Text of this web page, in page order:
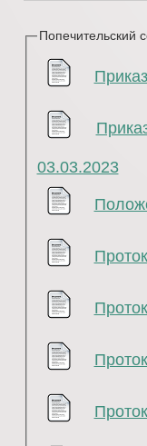
Попечительский
03.03.2023